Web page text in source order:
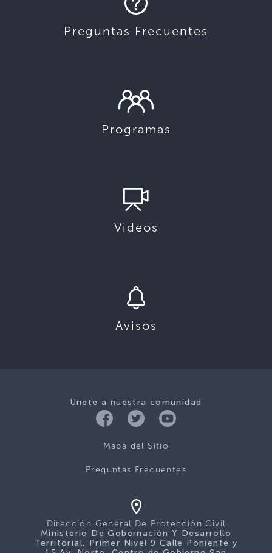
Preguntas Frecuentes
Programas
Videos
Avisos
Únete a nuestra comunidad
Mapa del Sitio
Preguntas Frecuentes
Dirección General De Protección Civil
Ministerio De Gobernación Y Desarrollo
Territorial, Primer Nivel 9 Calle Poniente y